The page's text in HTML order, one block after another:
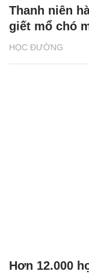
HỌC ĐƯỜNG
Thanh niên
giết mổ chó
Hơn 12.000